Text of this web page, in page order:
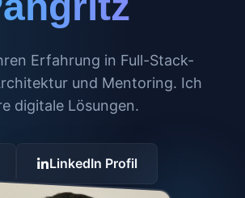
Erfahrung in Full-Stack-
und Mentoring. Ich
digitale Lösungen.
LinkedIn Profil